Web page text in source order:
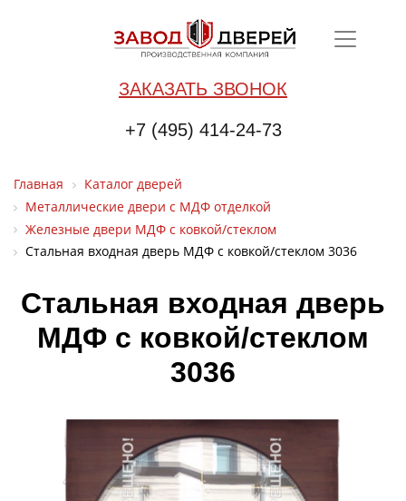
ЗАКАЗАТЬ ЗВОНОК
+7 (495) 414-24-73
Главная
Каталог дверей
Металлические двери с МДФ отделкой
Железные двери МДФ с ковкой/стеклом
Стальная входная дверь МДФ с ковкой/стеклом 3036
Стальная входная дверь
МДФ с ковкой/стеклом
3036